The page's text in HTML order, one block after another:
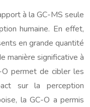
à la GC-MS seule
humaine. En effet,
en grande quantité
manière significative à
permet de cibler les
sur la perception
la GC-O a permis